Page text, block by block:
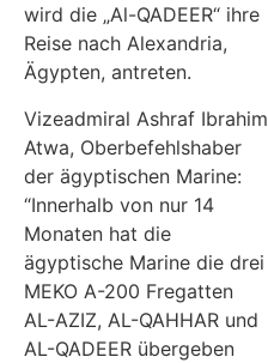
wird die „Al-QADEER“ ihre
Reise nach Alexandria,
Ägypten, antreten.
Vizeadmiral Ashraf Ibrahim
Atwa, Oberbefehlshaber
der ägyptischen Marine:
“Innerhalb von nur 14
Monaten hat die
ägyptische Marine die drei
MEKO A-200 Fregatten
AL-AZIZ, AL-QAHHAR und
AL-QADEER übergeben